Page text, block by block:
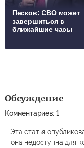
Песков: СВО может
завершиться в
ближайшие часы
Обсуждение
Комментариев: 1
Эта статья
она недоступна для